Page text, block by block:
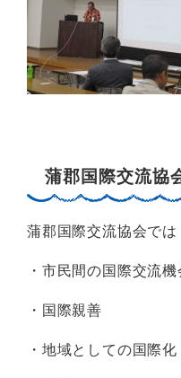
蒲郡国際交流
蒲郡国際交流協会では
・市民間の国際交流
・国際親善
・地域としての国際化